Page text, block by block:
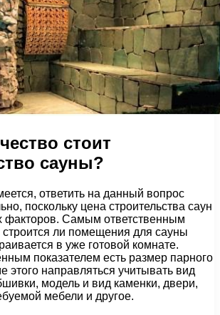
стоит
сауны?
ответить на данный вопрос
поскольку цена строительства саун
факторов. Самым ответственным
строится ли помещения для сауны
в уже готовой комнате.
показателем есть размер парного
направляться учитывать вид
модель и вид каменки, двери,
мебели и другое.